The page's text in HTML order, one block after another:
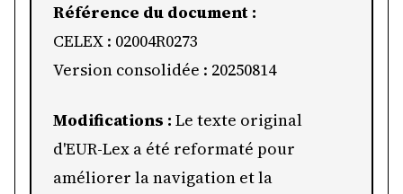
Référence du document :
CELEX : 02004R0273
Version consolidée : 20250814
Modifications : Le texte original
d'EUR-Lex a été reformaté pour
améliorer la navigation et la